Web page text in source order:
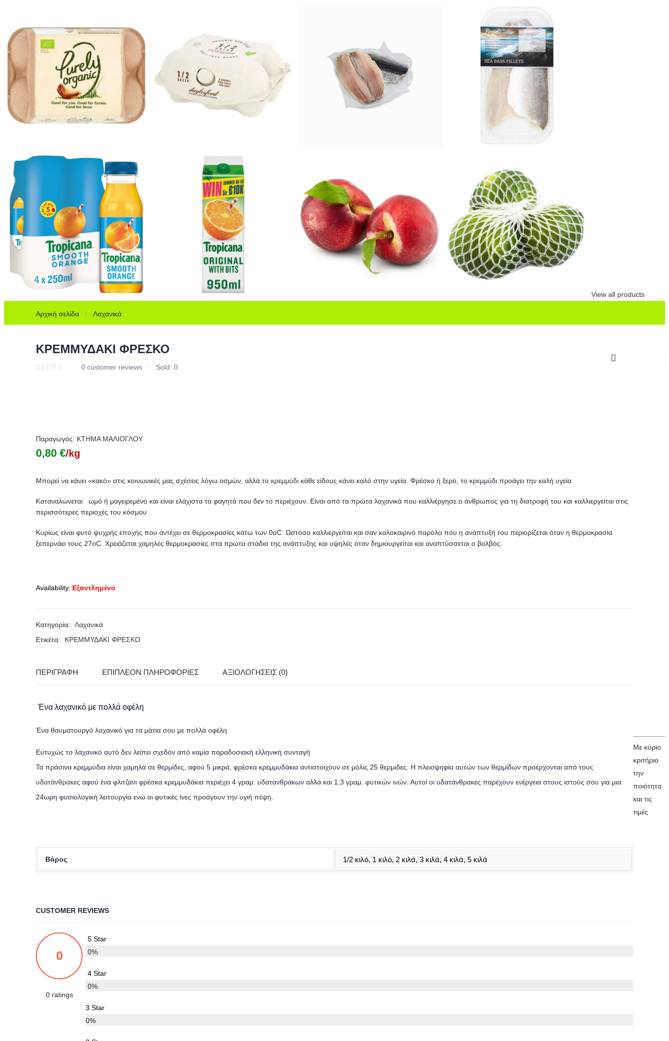
View all products
Αρχική σελίδα Λαχανικά
ΚΡΕΜΜΥΔΑΚΙ ΦΡΕΣΚΟ
0 customer reviews Sold: 0
Παραγωγός: KTHMA ΜΑΛΙΟΓΛΟΥ
0,80 €/kg
Μπορεί να κάνει «κακό» στις κοινωνικές μας σχέσεις λόγω οσμών, αλλά το κρεμμύδι κάθε είδους κάνει καλό στην υγεία. Φρέσκο ή ξερό, το κρεμμύδι προάγει την καλή υγεία
Καταναλώνεται ωμό ή μαγειρεμένο και είναι ελάχιστα τα φαγητά που δεν το περιέχουν. Είναι από τα πρώτα λαχανικά που καλλιέργησε ο άνθρωπος για τη διατροφή του και καλλιεργείται στις
περισσότερες περιοχές του κόσμου.
Κυρίως είναι φυτό ψυχρής εποχής που αντέχει σε θερμοκρασίες κάτω των 0oC. Ωστόσο καλλιεργείται και σαν καλοκαιρινό παρόλο που η ανάπτυξή του περιορίζεται όταν η θερμοκρασία
ξεπερνάει τους 27oC. Χρειάζεται χαμηλές θερμοκρασίες στα πρώτα στάδια της ανάπτυξης και υψηλές όταν δημιουργείται και αναπτύσσεται ο βολβός.
Availability: Εξαντλημένο
Κατηγορία:
Λαχανικά
Ετικέτα:
ΚΡΕΜΜΥΔΑΚΙ ΦΡΕΣΚΟ
ΠΕΡΙΓΡΑΦΉ ΕΠΙΠΛΈΟΝ ΠΛΗΡΟΦΟΡΊΕΣ ΑΞΙΟΛΟΓΉΣΕΙΣ (0)
Ένα λαχανικό με πολλά οφέλη
Ένα θαυματουργό λαχανικό για τα μάτια σου με πολλά οφέλη
Ευτυχώς το λαχανικό αυτό δεν λείπει σχεδόν από καμία παραδοσιακή ελληνική συνταγή
Τα πράσινα κρεμμύδια είναι χαμηλά σε θερμίδες, αφού 5 μικρά, φρέσκα κρεμμυδάκια αντιστοιχουν σε μόλις 25 θερμιδες. Η πλειοψηφία αυτών των θερμίδων προέρχονται από τους
υδατάνθρακες αφού ένα φλιτζάνι φρέσκα κρεμμυδάκια περιέχει 4 γραμ. υδατανθράκων αλλά και 1,3 γραμ. φυτικών ινών . Αυτοί οι υδατάνθρακες παρέχουν ενέργεια στους ιστούς σου για μια
24ωρη φυσιολογική λειτουργία ενώ οι φυτικές ίνες προάγουν την υγιή πέψη
Βάρος 1/2 κιλό, 1 κιλό, 2 κιλά, 3 κιλά, 4 κιλά, 5 κιλά
CUSTOMER REVIEWS
0
0 ratings
5 Star
0%
4 Star
0%
3 Star
0%
Με κύριο
κριτήριο
την
ποιότητα
και τις
τιμές